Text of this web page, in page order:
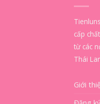
cấp
từ các
Thái
Giới